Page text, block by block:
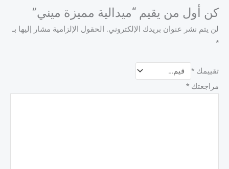
كن أول من يقيم “ميدالية مميزة ميني”
لن يتم نشر عنوان بريدك الإلكتروني.
الحقول الإلزامية مشار إليها بـ
*
تقييمك *
مراجعتك *